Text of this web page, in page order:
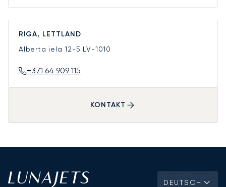
RIGA, LETTLAND
Alberta iela 12-5 LV-1010
+371 64 909 115
KONTAKT
DEUTSCH